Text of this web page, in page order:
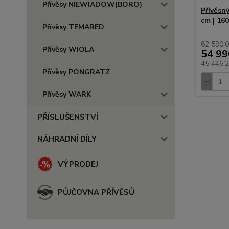
Přívěsy NIEWIADOW(BORO)
Přívěsy TEMARED
Přívěsy WIOLA
Přívěsy PONGRATZ
Přívěsy WARK
PŘÍSLUŠENSTVÍ
NÁHRADNÍ DÍLY
VÝPRODEJ
PŮJČOVNA PŘÍVĚSŮ
cm |
62
54
45